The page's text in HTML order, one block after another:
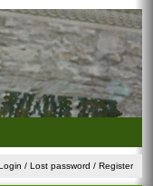
/ Lost password / Register